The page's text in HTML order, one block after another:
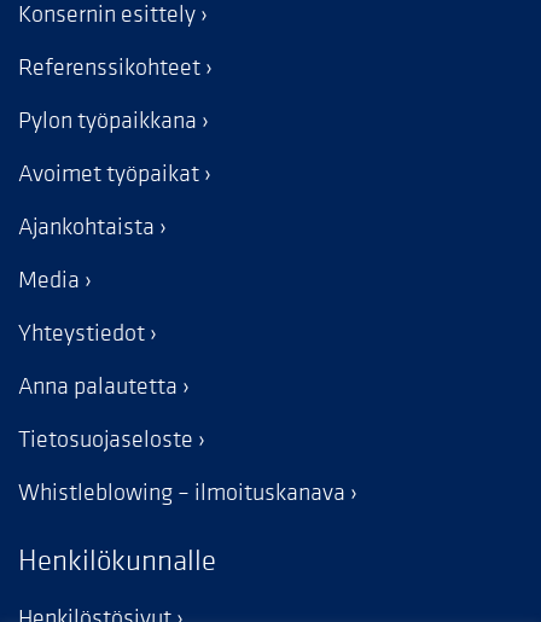
Konsernin esittely
Referenssikohteet
Pylon työpaikkana
Avoimet työpaikat
Ajankohtaista
Media
Yhteystiedot
Anna palautetta
Tietosuojaseloste
Whistleblowing – ilmoituskanava
Henkilökunnalle